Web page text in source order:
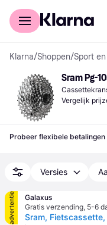
Voor shoppers
Klarna/Shoppen/Sport
Sram Pg-
Vergelijk
Probeer flexibele betalingen
Versies
advertentie
Galaxus
Gratis verzending, 5-6
Sram,